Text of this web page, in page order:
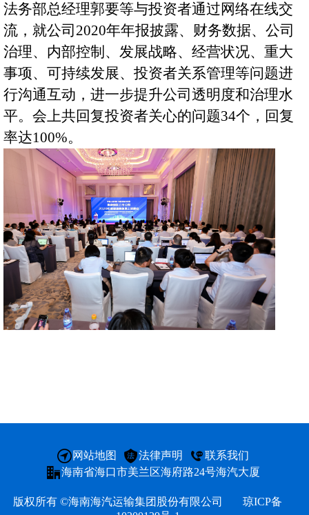
环岛
海旅
海汽
海汽
海汽
海汽
海汽
客运
法务部总经理郭要等与投资者通过网络在线交
流，就公司2020年年报披露、财务数据、公司
治理、 内部控制、发展战略、经营状况、重大
事项、可持续发展、投资者关系管理等问题进
行沟通互动，进一步提升公司透明度和治理水
平。会上共回复投资者关心的问题34个，回复
率达100%。
网站地图 法律声明
联系我们
海南省海口市美兰区海府路24号海汽大厦
版权所有 ©海南海汽运输集团股份有限公司
琼ICP备